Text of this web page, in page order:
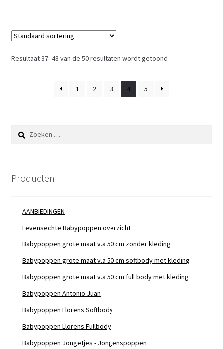
Resultaat 37–48 van de 50 resultaten wordt getoond
1 2 3 4 5
Zoeken
naar:
Producten
AANBIEDINGEN
Levensechte Babypoppen overzicht
Babypoppen grote maat v.a 50 cm zonder kleding
Babypoppen grote maat v.a 50 cm softbody met kleding
Babypoppen grote maat v.a 50 cm full body met kleding
Babypoppen Antonio Juan
Babypoppen Llorens Softbody
Babypoppen Llorens Fullbody
Babypoppen Jongetjes - Jongenspoppen